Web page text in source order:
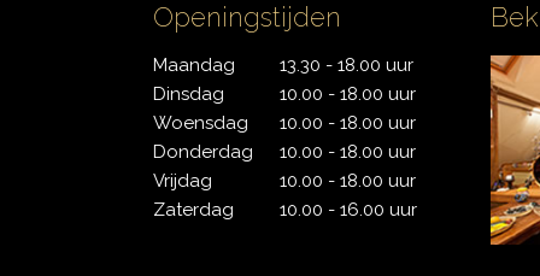
Tama
Yamaha
Openingstijden
Maandag
Dinsdag
Woensdag
Donderdag
Vrijdag
Zaterdag
13.30 - 18.00 uur
10.00 - 18.00 uur
10.00 - 18.00 uur
10.00 - 18.00 uur
10.00 - 18.00 uur
10.00 - 16.00 uur